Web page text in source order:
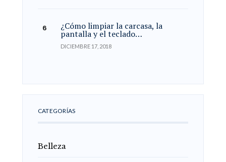
¿Cómo limpiar la carcasa, la
pantalla y el teclado…
DICIEMBRE 17, 2018
CATEGORÍAS
Belleza